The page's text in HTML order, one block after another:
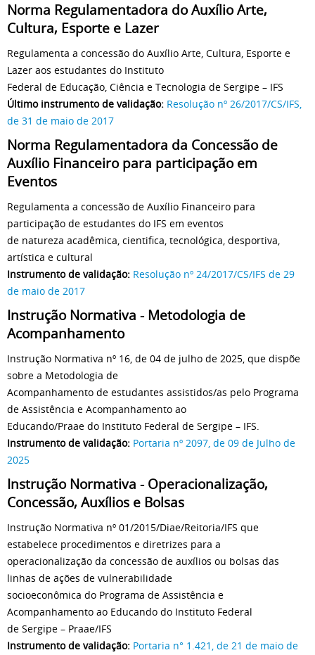
Norma Regulamentadora do Auxílio Arte,
Cultura, Esporte e Lazer
Regulamenta a concessão do Auxílio Arte, Cultura, Esporte e
Lazer aos estudantes do Instituto
Federal de Educação, Ciência e Tecnologia de Sergipe – IFS
Último instrumento de validação: Resolução nº 26/2017/CS/IFS,
de 31 de maio de 2017
Norma Regulamentadora da Concessão de
Auxílio Financeiro para participação em
Eventos
Regulamenta a concessão de Auxílio Financeiro para
participação de estudantes do IFS em eventos
de natureza acadêmica, cientifica, tecnológica, desportiva,
artística e cultural
Instrumento de validação: Resolução nº 24/2017/CS/IFS de 29
de maio de 2017
Instrução Normativa - Metodologia de
Acompanhamento
Instrução Normativa nº 16, de 04 de julho de 2025, que dispõe
sobre a Metodologia de
Acompanhamento de estudantes assistidos/as pelo Programa
de Assistência e Acompanhamento ao
Educando/Praae do Instituto Federal de Sergipe – IFS.
Instrumento de validação: Portaria nº 2097, de 09 de Julho de
2025
Instrução Normativa - Operacionalização,
Concessão, Auxílios e Bolsas
Instrução Normativa nº 01/2015/Diae/Reitoria/IFS que
estabelece procedimentos e diretrizes para a
operacionalização da concessão de auxílios ou bolsas das
linhas de ações de vulnerabilidade
socioeconômica do Programa de Assistência e
Acompanhamento ao Educando do Instituto Federal
de Sergipe – Praae/IFS
Instrumento de validação: Portaria n° 1.421, de 21 de maio de